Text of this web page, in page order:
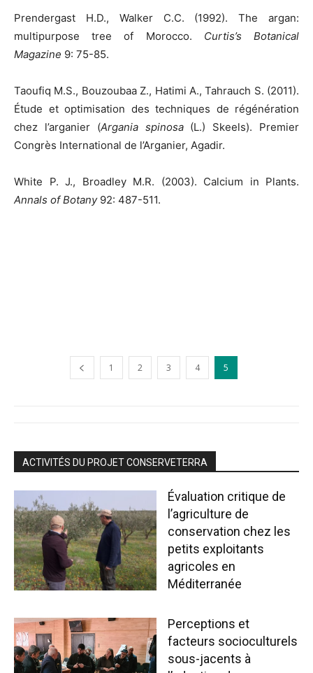
Prendergast H.D., Walker C.C. (1992). The argan:
multipurpose tree of Morocco. Curtis’s Botanical
Magazine 9: 75-85.
Taoufiq M.S., Bouzoubaa Z., Hatimi A., Tahrauch S. (2011).
Étude et optimisation des techniques de régénération
chez l’arganier (Argania spinosa(L.) Skeels). Premier
Congrès International de l’Arganier, Agadir.
White P. J., Broadley M.R. (2003). Calcium in Plants.
Annals of Botany92: 487-511.
1 2 3 4 5
ACTIVITÉS DU PROJET CONSERVETERRA
Évaluation critique de
l’agriculture de
conservation chez les
petits exploitants
agricoles en
Méditerranée
Perceptions et
facteurs socioculturels
sous-jacents à